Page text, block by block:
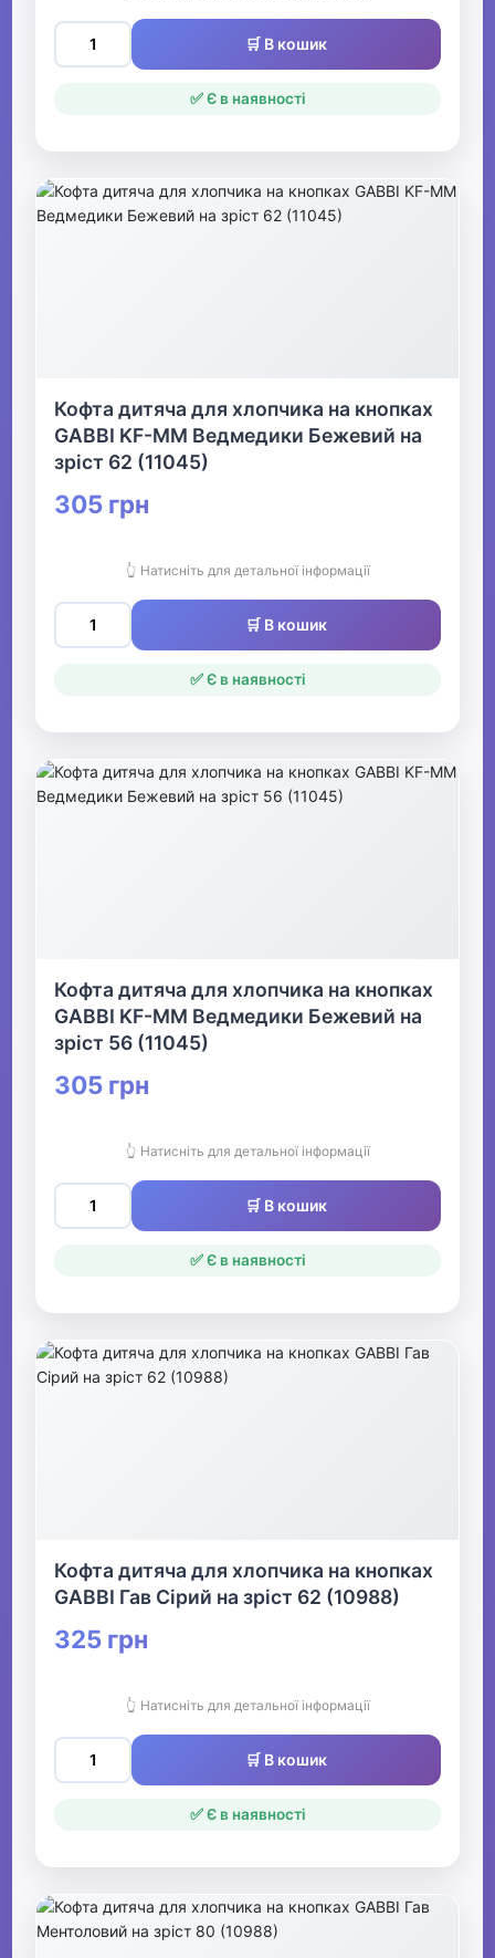
🛒 В кошик
✅ Є в наявності
Кофта дитяча для хлопчика на кнопках
GABBI KF-MM Ведмедики Бежевий на
зріст 62 (11045)
305 грн
👆 Натисніть для детальної інформації
🛒 В кошик
✅ Є в наявності
Кофта дитяча для хлопчика на кнопках
GABBI KF-MM Ведмедики Бежевий на
зріст 56 (11045)
305 грн
👆 Натисніть для детальної інформації
🛒 В кошик
✅ Є в наявності
Кофта дитяча для хлопчика на кнопках
GABBI Гав Сірий на зріст 62 (10988)
325 грн
👆 Натисніть для детальної інформації
🛒 В кошик
✅ Є в наявності